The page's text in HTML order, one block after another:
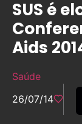
SUS é
Aids
Saúde
26/07/14